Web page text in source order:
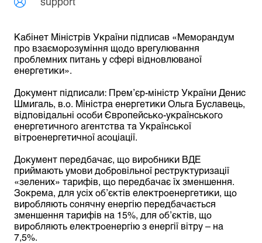
Кабінет Міністрів України підписав «Меморандум
про взаєморозуміння щодо врегулювання
проблемних питань у сфері відновлюваної
енергетики».
Документ підписали: Прем’єр-міністр України Денис
Шмигаль, в.о. Міністра енергетики Ольга Буславець,
відповідальні особи Європейсько-українського
енергетичного агентства та Української
вітроенергетичної асоціації.
Документ передбачає, що виробники ВДЕ
приймають умови добровільної реструктуризації
«зелених» тарифів, що передбачає їх зменшення.
Зокрема, для усіх об’єктів електроенергетики, що
виробляють сонячну енергію передбачається
зменшення тарифів на 15%, для об’єктів, що
виробляють електроенергію з енергії вітру – на
7,5%.